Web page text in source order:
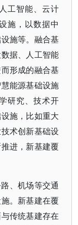
工智能、云计
施，以数据中
施等。融合基
据、人工智能
形成的融合基
能源基础设施
研究、技术开
施，比如重大
术创新基础设
进，新基建覆
、机场等交通
。新基建在覆
传统基建存在